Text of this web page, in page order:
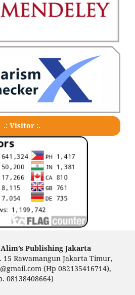
.: Visitor :.
Publishing Jakarta
15 Rawamangun Jakarta Timur,
(Hp 082135416714),
08138408664)